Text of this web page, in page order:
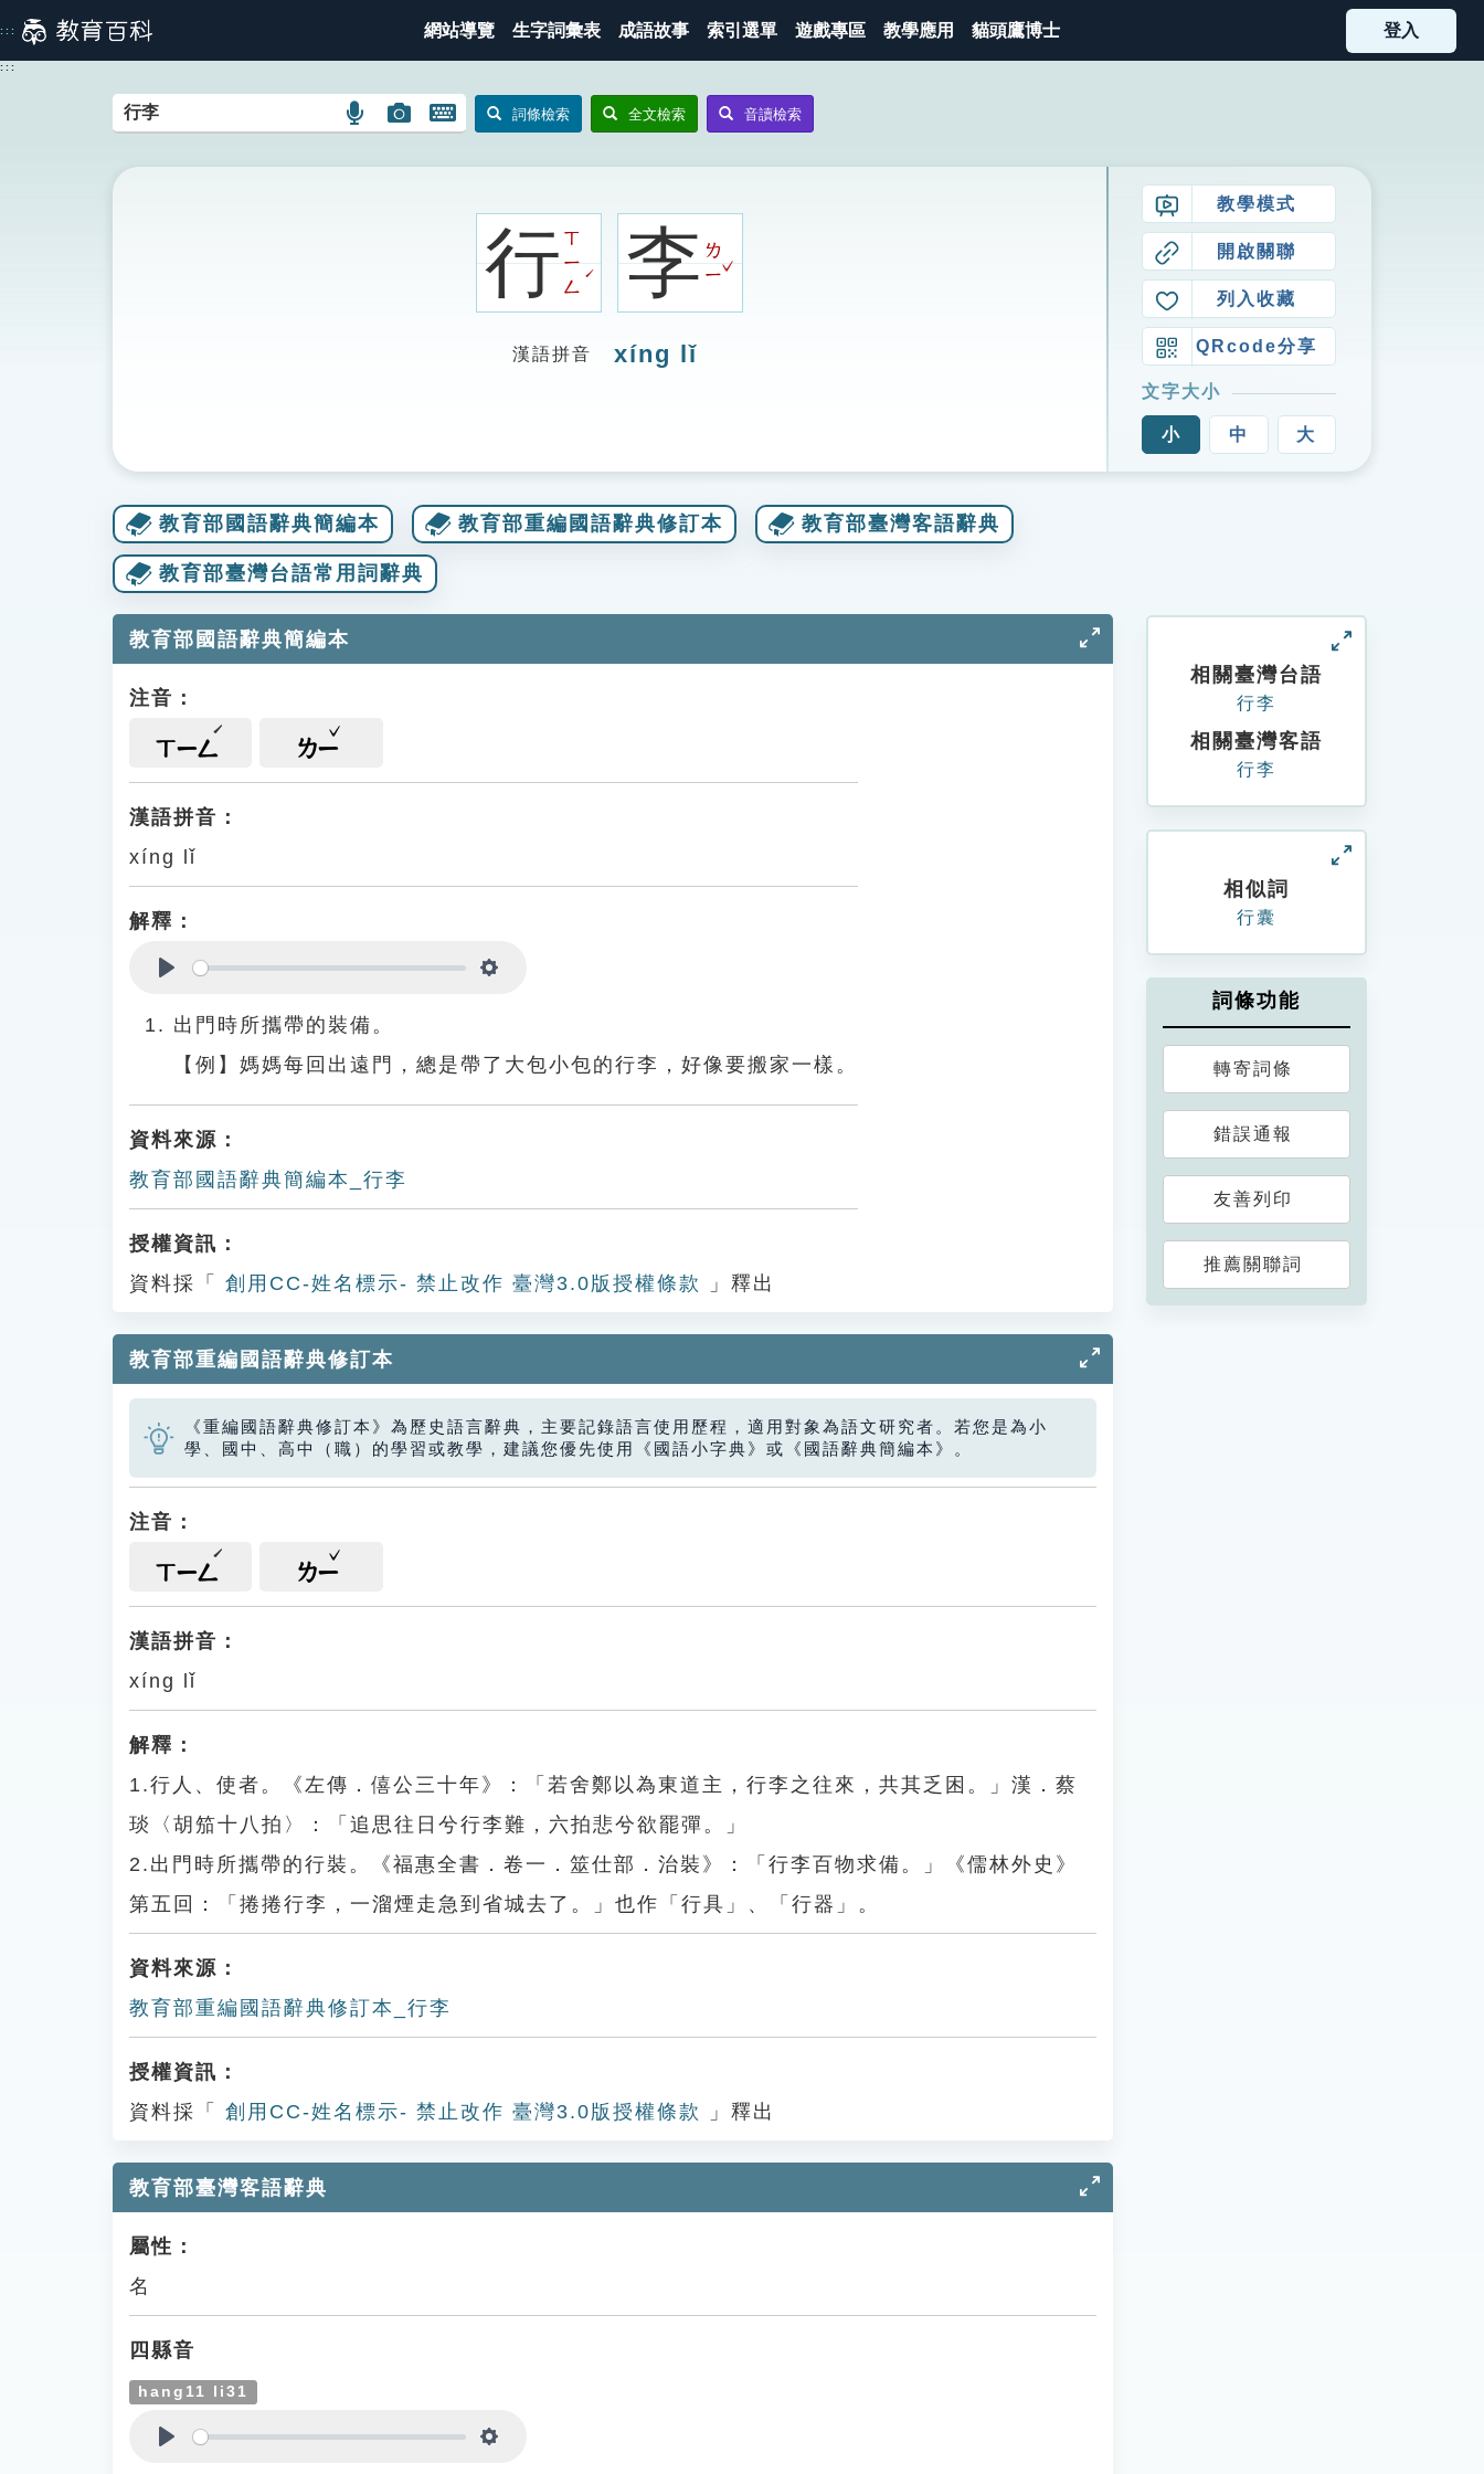
到
主
::: 網站導覽 生字詞彙表 成語故事 索引選單 遊戲專區 教學應用 貓頭鷹博士 登入
:::
語
搜
圖
搜
開
鍵
詞條檢索 全文檢索 音讀檢索
行ㄒ
ㄧ
ㄥ
ˊ 李ㄌ
ㄧ
ˇ
漢語拼音 xíng lǐ
教學模式
開啟關聯
列入收藏
QRcode分享
文字大小
小 中 大
教育部國語辭典簡編本 教育部重編國語辭典修訂本 教育部臺灣客語辭典
教育部臺灣台語常用詞辭典
教育部國語辭典簡編本
注音：
ㄒㄧㄥ ㄌㄧ
漢語拼音：
xíng lǐ
解釋：
出門時所攜帶的裝備。
【例】媽媽每回出遠門，總是帶了大包小包的行李，好像要搬家一樣。
資料來源：
教育部國語辭典簡編本_行李
授權資訊：
資料採「
創用CC-姓名標示- 禁止改作 臺灣3.0版授權條款 」釋出
教育部重編國語辭典修訂本
《重編國語辭典修訂本》為歷史語言辭典，主要記錄語言使用歷程，適用對象為語文研究者。若您是為小
學、國中、高中（職）的學習或教學，建議您優先使用《國語小字典》或《國語辭典簡編本》。
注音：
ㄒㄧㄥ ㄌㄧ
漢語拼音：
xíng lǐ
解釋：
1.行人、使者。《左傳．僖公三十年》：「若舍鄭以為東道主，行李之往來，共其乏困。」漢．蔡
琰〈胡笳十八拍〉：「追思往日兮行李難，六拍悲兮欲罷彈。」
2.出門時所攜帶的行裝。《福惠全書．卷一．筮仕部．治裝》：「行李百物求備。」《儒林外史》
第五回：「捲捲行李，一溜煙走急到省城去了。」也作「行具」、「行器」。
資料來源：
教育部重編國語辭典修訂本_行李
授權資訊：
資料採「
創用CC-姓名標示- 禁止改作 臺灣3.0版授權條款 」釋出
教育部臺灣客語辭典
屬性：
名
四縣音
hang11 li31
相關臺灣台語
行李
相關臺灣客語
行李
相似詞
行囊
詞條功能
轉寄詞條
錯誤通報
友善列印
推薦關聯詞